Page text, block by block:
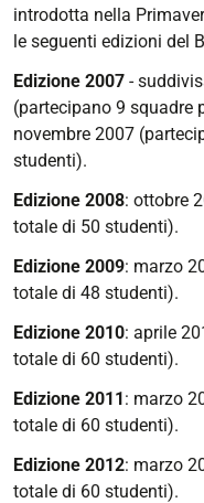
introdotta nella
le seguenti edizioni del
Edizione 2007 -
(partecipano 9 squadre
novembre 2007
studenti).
Edizione 2008: ottobre
totale di 50 studenti).
Edizione 2009: marzo
totale di 48 studenti).
Edizione 2010: aprile
totale di 60 studenti).
Edizione 2011: marzo
totale di 60 studenti).
Edizione 2012: marzo
totale di 60 studenti).